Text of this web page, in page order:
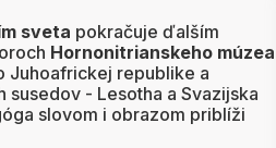
sveta pokračuje ďalším
Hornonitrianskeho múzea
Juhoafrickej republike a
- Lesotha a Svazijska
slovom i obrazom priblíži